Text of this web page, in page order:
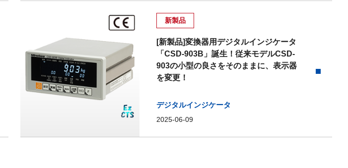
新製品
[新製品]変換器用デジタルインジケータ
「CSD-903B」誕生！従来モデルCSD-
903の小型の良さをそのままに、表示器
を変更！
デジタルインジケータ
2025-06-09